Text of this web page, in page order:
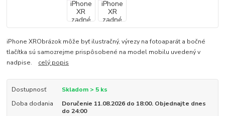
iPhone XRObrázok môže byť ilustračný, výrezy na fotoaparát a bočné
tlačítka sú samozrejme prispôsobené na model mobilu uvedený v
nadpise. celý popis
Dostupnosť
Skladom > 5 ks
Doba dodania
Doručenie 11.08.2026 do 18:00. Objednajte dnes
do 24:00